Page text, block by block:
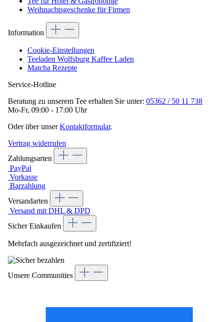
Weihnachtsgeschenke für Firmen
Information
Cookie-Einstellungen
Teeladen Wolfsburg Kaffee Laden
Matcha Rezepte
Service-Hotline
Beratung zu unserem Tee erhalten Sie unter: 05362 / 50 11 738
Mo-Fr, 09:00 - 17:00 Uhr
Oder über unserKontaktformular.
Vertrag widerrufen
Zahlungsarten
PayPal
Vorkasse
Barzahlung
Versandarten
Versand mit DHL & DPD
Sicher Einkaufen
Mehrfach ausgezeichnet und zertifiziert!
Unsere Communities